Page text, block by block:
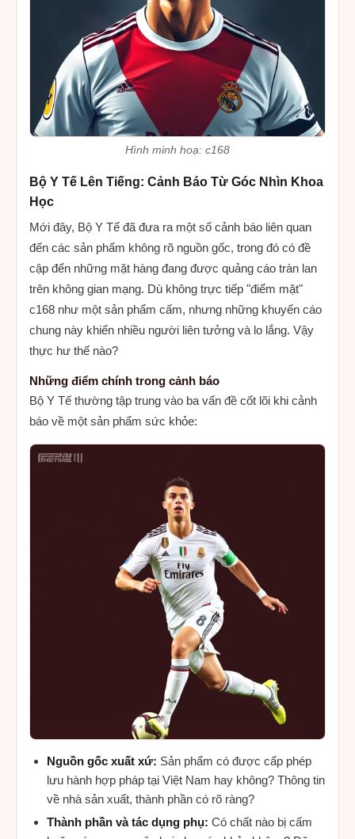
Hình minh hoạ: c168
Bộ Y Tế Lên Tiếng: Cảnh Báo Từ Góc Nhìn Khoa
Học
Mới đây, Bộ Y Tế đã đưa ra một số cảnh báo liên quan
đến các sản phẩm không rõ nguồn gốc, trong đó có đề
cập đến những mặt hàng đang được quảng cáo tràn lan
trên không gian mạng. Dù không trực tiếp "điểm mặt"
c168 như một sản phẩm cấm, nhưng những khuyến cáo
chung này khiến nhiều người liên tưởng và lo lắng. Vậy
thực hư thế nào?
Những điểm chính trong cảnh báo
Bộ Y Tế thường tập trung vào ba vấn đề cốt lõi khi cảnh
báo về một sản phẩm sức khỏe:
Nguồn gốc xuất xứ: Sản phẩm có được cấp phép
lưu hành hợp pháp tại Việt Nam hay không? Thông tin
về nhà sản xuất, thành phần có rõ ràng?
Thành phần và tác dụng phụ: Có chất nào bị cấm